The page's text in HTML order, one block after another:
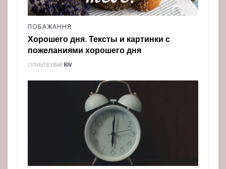
ПОБАЖАННЯ
Хорошего дня. Тексты и картинки с
пожеланиями хорошего дня
ОПУБЛІКУВАВ RIV